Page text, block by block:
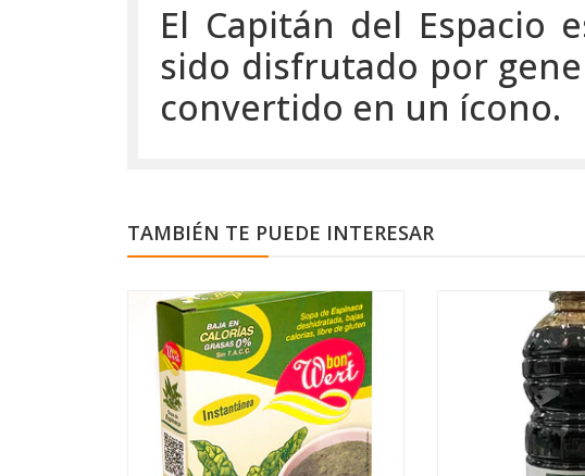
El Capitán del Espacio
sido disfrutado por
convertido en un ícono.
TAMBIÉN TE PUEDE INTERESAR